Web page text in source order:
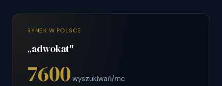
RYNEK W POLSCE
„adwokat"
7600 wyszukiwań/mc